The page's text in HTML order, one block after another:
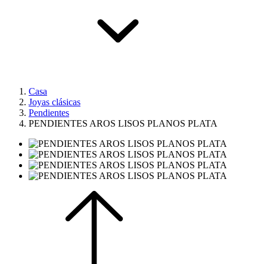
Casa
Joyas clásicas
Pendientes
PENDIENTES AROS LISOS PLANOS PLATA